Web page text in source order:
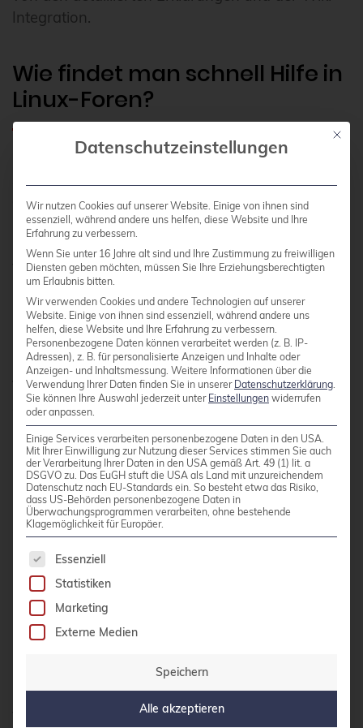
Integration.
Wie findet man schnell Hilfe in
Linux-Foren?
effektive Forennutzungsollten Sie
eine neue Frage stellen. Formulieren Sie
Problembeschreibungen präzise mit
Fehlermeldungen, Systemdetails und bereits
versuchten Lösungsansätzen.
Nutzen Sie spezifische Suchbegriffe, die Ihr
Problem genau beschreiben. Kombinieren Sie
Fehlermeldungen mit Ihrer Distribution und
Versionsnummer. Viele Probleme wurden bereits
gelöst und dokumentiert.
Beim Erstellen neuer Beiträge befolgen Sie die
Foren-Etikette: Verwenden Sie aussagekräftige
Betreffzeilen, posten Sie relevante
Systeminformationen und bleiben Sie höflich.
Formatieren Sie Code-Snippets und Logs korrekt
mit den verfügbaren Markup-Optionen.
Geben Sie der Community etwas zurück, indem
haben. Diese Beteiligung stärkt die gesamte
Linux®-&-Open-Source-Community und
verbessert die Qualität der verfügbaren Hilfe.
Mit
Datenschutzeinstellungen
Wir nutzen Cookies auf unserer Website. Einige von ihnen sind
essenziell, während andere uns helfen, diese Website und Ihre
Erfahrung zu verbessern.
Wenn Sie unter 16 Jahre alt sind und Ihre Zustimmung zu freiwilligen
Diensten geben möchten, müssen Sie Ihre Erziehungsberechtigten
um Erlaubnis bitten.
Wir verwenden Cookies und andere Technologien auf unserer
Website. Einige von ihnen sind essenziell, während andere uns
helfen, diese Website und Ihre Erfahrung zu verbessern.
Personenbezogene Daten können verarbeitet werden (z. B. IP-
Adressen), z. B. für personalisierte Anzeigen und Inhalte oder
Anzeigen- und Inhaltsmessung. Weitere Informationen über die
Verwendung Ihrer Daten finden Sie in unserer Datenschutzerklärung
Sie können Ihre Auswahl jederzeit unter Einstellungen widerrufen
oder anpassen.
Einige Services verarbeiten personenbezogene Daten in den USA.
Mit Ihrer Einwilligung zur Nutzung dieser Services stimmen Sie auch
der Verarbeitung Ihrer Daten in den USA gemäß Art. 49 (1) lit. a
DSGVO zu. Das EuGH stuft die USA als Land mit unzureichendem
Datenschutz nach EU-Standards ein. So besteht etwa das Risiko,
dass US-Behörden personenbezogene Daten in
Überwachungsprogrammen verarbeiten, ohne bestehende
Klagemöglichkeit für Europäer.
Es folgt eine Liste der Service-Gruppen, für die
Essenziell
Statistiken
Marketing
Externe Medien
Speichern
Alle akzeptieren